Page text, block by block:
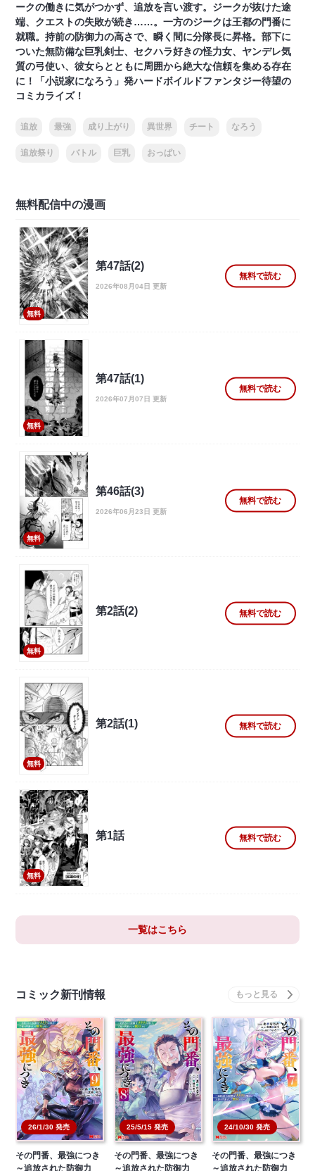
ークの働きに気がつかず、追放を言い渡す。ジークが抜けた途
端、クエストの失敗が続き……。一方のジークは王都の門番に
就職。持前の防御力の高さで、瞬く間に分隊長に昇格。部下に
ついた無防備な巨乳剣士、セクハラ好きの怪力女、ヤンデレ気
質の弓使い、彼女らとともに周囲から絶大な信頼を集める存在
に！「小説家になろう」発ハードボイルドファンタジー待望の
コミカライズ！
追放 最強 成り上がり 異世界 チート なろう
追放祭り バトル 巨乳 おっぱい
無料配信中の漫画
無料
第47話(2)
2026年08月04日 更新
無料で読む
無料
第47話(1)
2026年07月07日 更新
無料で読む
無料
第46話(3)
2026年06月23日 更新
無料で読む
無料
第2話(2) 無料で読む
無料
第2話(1) 無料で読む
無料
第1話 無料で読む
一覧はこちら
コミック新刊情報
26/1/30 発売
その門番、最強につき
～追放された防御力
25/5/15 発売
その門番、最強につき
～追放された防御力
24/10/30 発売
その門番、最強につき
～追放された防御力